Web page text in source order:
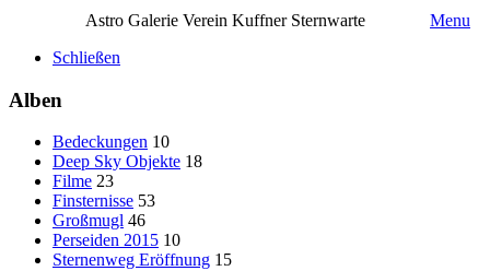
Astro Galerie Verein Kuffner Sternwarte
Menu
Schließen
Alben
Bedeckungen 10
Deep Sky Objekte 18
Filme 23
Finsternisse 53
Großmugl 46
Perseiden 2015 10
Sternenweg Eröffnung 15